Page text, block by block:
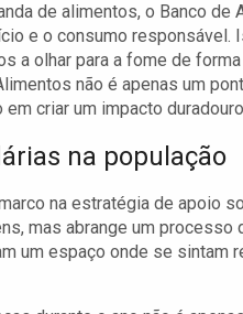
de alimentos, o Banco
e o consumo
a olhar para a fome de
não é apenas um
criar um impacto
na população
na estratégia de apoio
mas abrange um
um espaço onde se